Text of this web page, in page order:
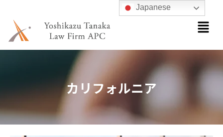
メ
ニ
ー
カリフォルニア
Japanese